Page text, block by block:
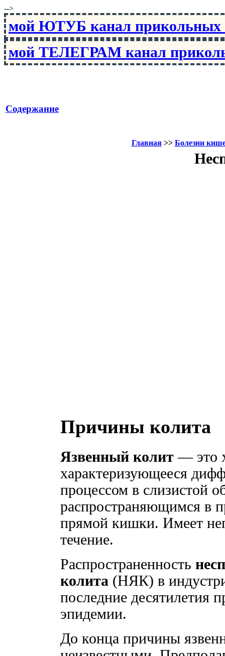
-->
мой ЮТУБ канал
мой ТЕЛЕГРАМ канал
Содержание
Главная>> Болезни
Причины колита
Язвенный колит — это
характеризующееся
процессом в слизистой
распространяющимся в
прямой кишки. Имеет
течение.
Распространенность
колита (НЯК) в
последние десятилетия
эпидемии.
До конца причины